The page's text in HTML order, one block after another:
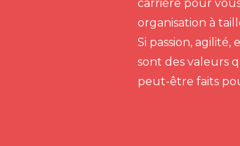
carrière pour
organisation à
Si passion,
sont des valeurs
peut-être faits